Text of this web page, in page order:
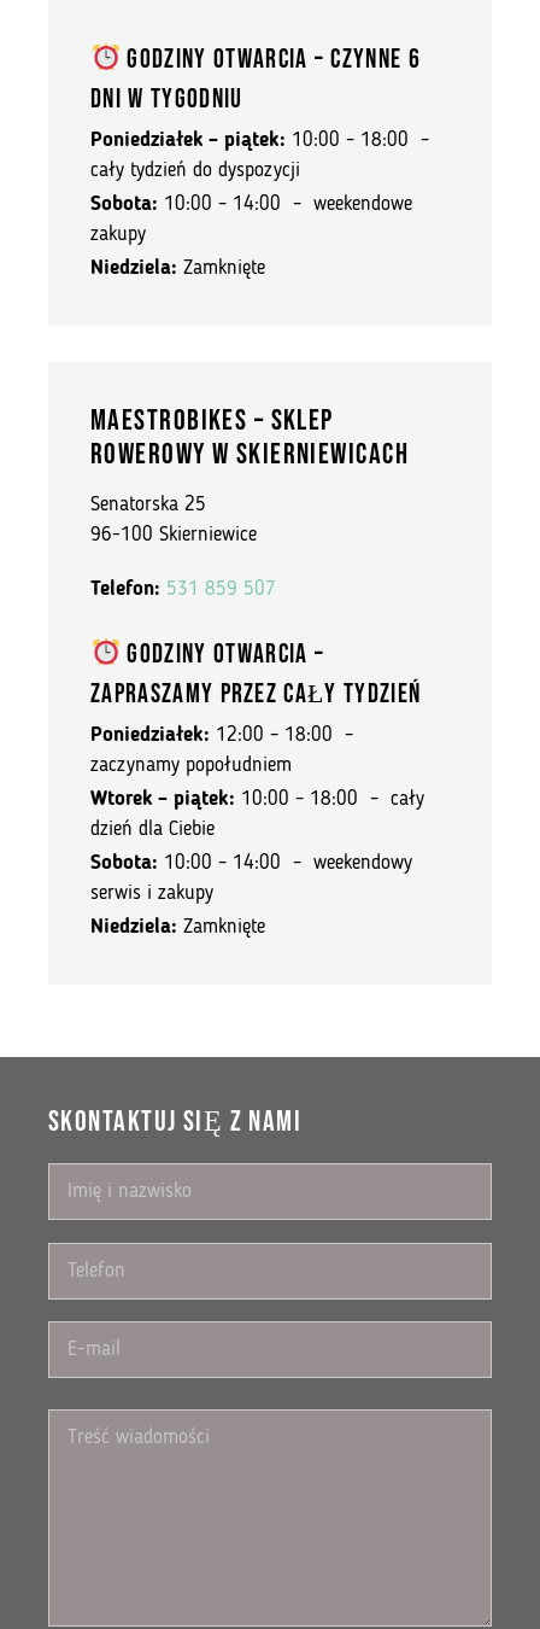
GODZINY OTWARCIA – CZYNNE 6
DNI W TYGODNIU
Poniedziałek – piątek: 10:00 – 18:00 –
cały tydzień do dyspozycji
Sobota: 10:00 – 14:00 – weekendowe
zakupy
Niedziela: Zamknięte
MAESTRObikes – SKLEP
ROWEROWY W SKIERNIEWICACH
Senatorska 25
96-100 Skierniewice
Telefon: 531 859 507
GODZINY OTWARCIA –
ZAPRASZAMY PRZEZ CAŁY TYDZIEŃ
Poniedziałek: 12:00 – 18:00 –
zaczynamy popołudniem
Wtorek – piątek: 10:00 – 18:00 – cały
dzień dla Ciebie
Sobota: 10:00 – 14:00 – weekendowy
serwis i zakupy
Niedziela: Zamknięte
SKONTAKTUJ SIĘ Z NAMI